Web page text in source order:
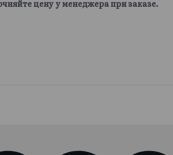
цену у менеджера при заказе.